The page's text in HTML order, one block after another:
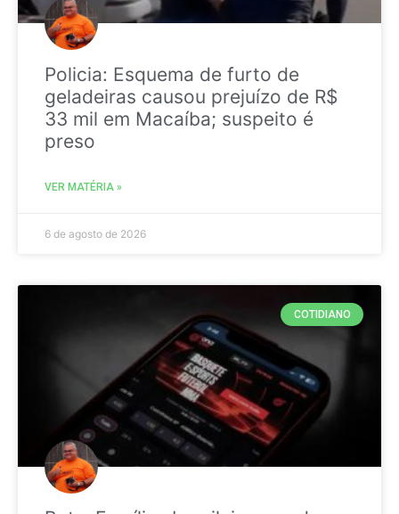
Policia: Esquema de furto de
geladeiras causou prejuízo de R$
33 mil em Macaíba; suspeito é
preso
VER MATÉRIA »
6 de agosto de 2026
COTIDIANO